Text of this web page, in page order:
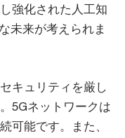
強化された人工知
未来が考えられま
キュリティを厳し
5Gネットワークは
可能です。また、